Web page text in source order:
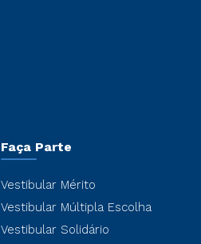
Faça Parte
Vestibular Mérito
Vestibular Múltipla Escolha
Vestibular Solidário